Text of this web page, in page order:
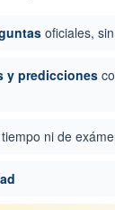
oficiales,
y predicciones
ni de